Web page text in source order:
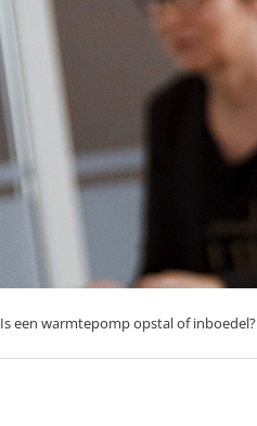
Is een warmtepomp opstal of inboedel?